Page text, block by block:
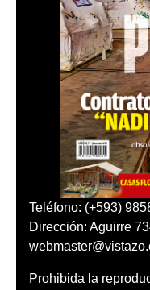
Teléfono: (+593)
Dirección: Aguirre
Prohibida la